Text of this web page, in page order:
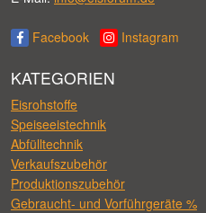
Facebook Instagram
KATEGORIEN
Eisrohstoffe
Speiseeistechnik
Abfülltechnik
Verkaufszubehör
Produktionszubehör
Gebraucht- und Vorführgeräte %